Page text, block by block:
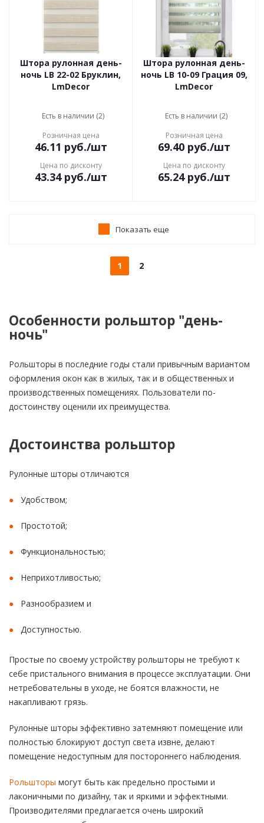
Штора рулонная день-
ночь LB 22-02 Бруклин,
LmDecor
Есть в наличии (2)
Розничная цена
46.11 руб./шт
Цена по дисконту
43.34руб./шт
Штора рулонная день-
ночь LB 10-09 Грация 09,
LmDecor
Есть в наличии (2)
Розничная цена
69.40руб./шт
Цена по дисконту
65.24руб./шт
Показать еще
1 2
Особенности рольштор "день-
ночь"
Рольшторы в последние годы стали привычным вариантом
оформления окон как в жилых, так и в общественных и
производственных помещениях. Пользователи по-
достоинству оценили их преимущества.
Достоинства рольштор
Рулонные шторы отличаются
Удобством;
Простотой;
Функциональностью;
Неприхотливостью;
Разнообразием и
Доступностью.
Простые по своему устройству рольшторы не требуют к
себе пристального внимания в процессе эксплуатации. Они
нетребовательны в уходе, не боятся влажности, не
накапливают грязь.
Рулонные шторы эффективно затемняют помещение или
полностью блокируют доступ света извне, делают
помещение недоступным для постороннего наблюдения.
Рольшторы могут быть как предельно простыми и
лаконичными по дизайну, так и яркими и эффектными.
Производителями предлагается очень широкий